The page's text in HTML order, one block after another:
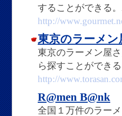
することができる
http://
東京のラーメン
東京のラーメン屋
ら探すことができ
http://
R@men B@nk
全国１万件のラー